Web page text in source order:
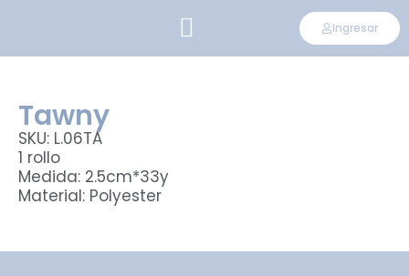
Ingresar
Tawny
SKU: L.06TA
1 rollo
Medida: 2.5cm*33y
Material: Polyester